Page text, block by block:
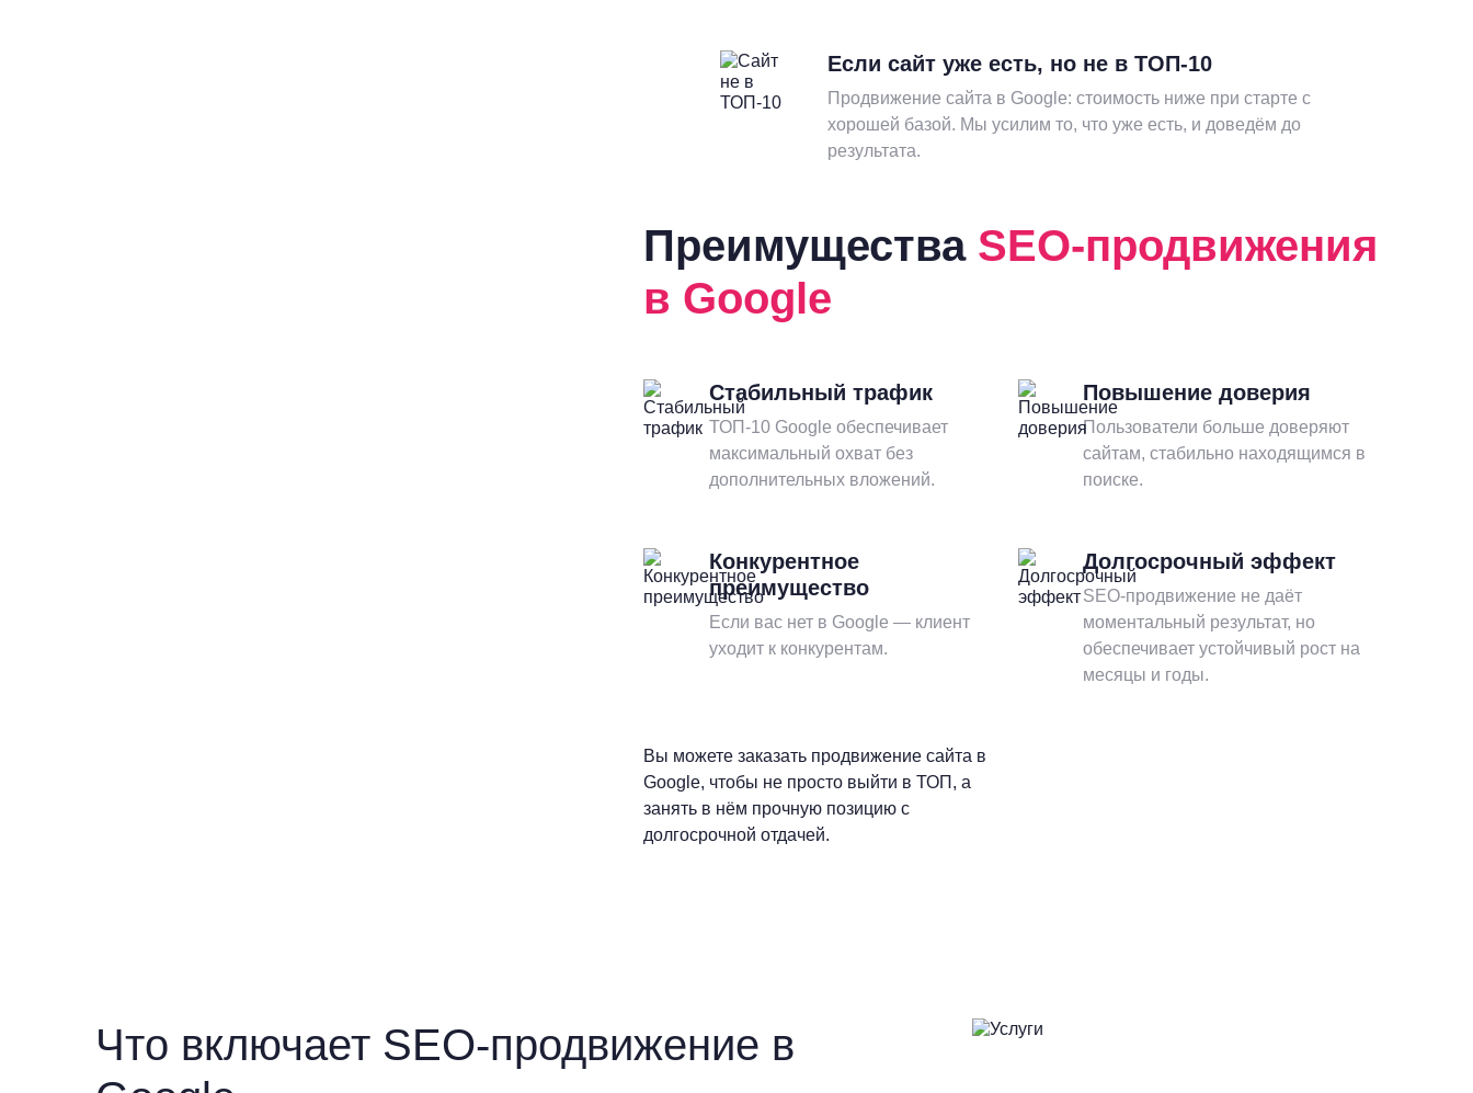
Если сайт уже есть, но не в ТОП-10
Продвижение сайта в Google: стоимость ниже при старте с
хорошей базой. Мы усилим то, что уже есть, и доведём до
результата.
Преимущества SEO-продвижения
в Google
Стабильный трафик
ТОП-10 Google обеспечивает
максимальный охват без
дополнительных вложений.
Повышение доверия
Пользователи больше доверяют
сайтам, стабильно находящимся в
поиске.
Конкурентное
преимущество
Если вас нет в Google — клиент
уходит к конкурентам.
Долгосрочный эффект
SEO-продвижение не даёт
моментальный результат, но
обеспечивает устойчивый рост на
месяцы и годы.
Вы можете заказать продвижение сайта в
Google, чтобы не просто выйти в ТОП, а
занять в нём прочную позицию с
долгосрочной отдачей.
Что включает SEO-продвижение в